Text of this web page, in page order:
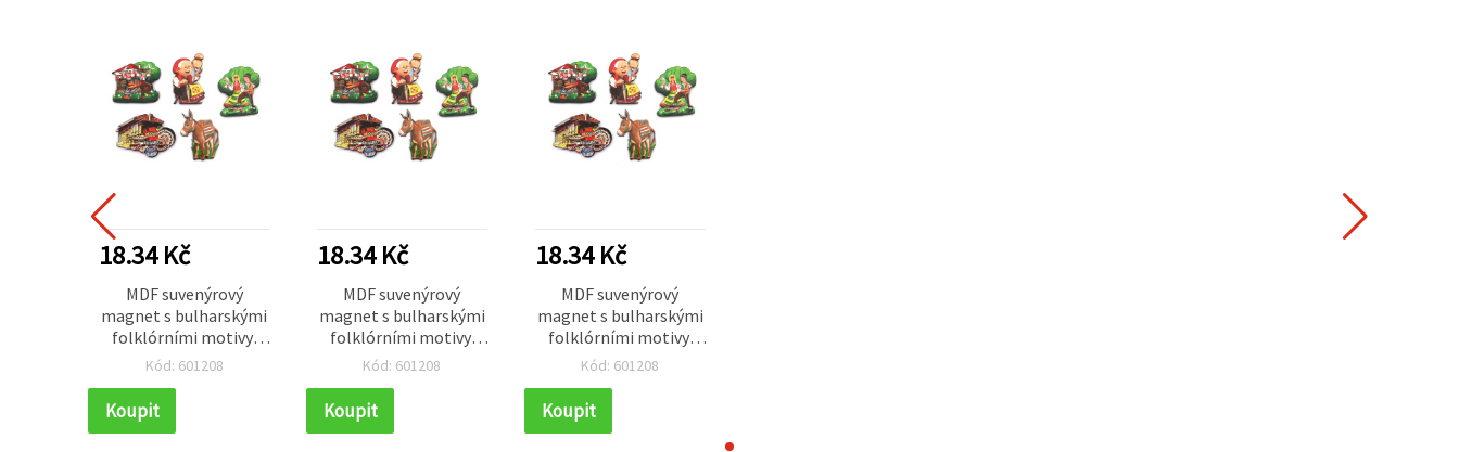
18.34 Kč
MDF suvenýrový
magnet s bulharskými
folklórními motivy,
mix / 55~70x45~80 mm
Kód: 601208
Koupit
18.34 Kč
MDF suvenýrový
magnet s bulharskými
folklórními motivy,
mix / 55~70x45~80 mm
Kód: 601208
Koupit
18.34 Kč
MDF suvenýrový
magnet s bulharskými
folklórními motivy,
mix / 55~70x45~80 mm
Kód: 601208
Koupit